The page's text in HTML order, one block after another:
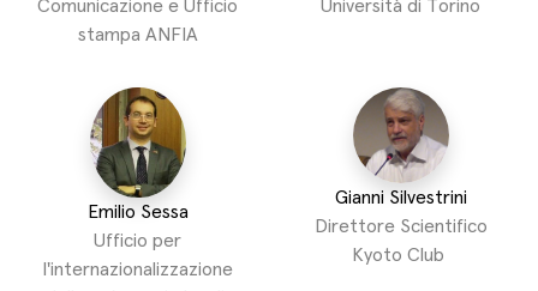
Comunicazione e Ufficio
stampa ANFIA
Università di Torino
Emilio Sessa
Ufficio per
l'internazionalizzazione
Gianni Silvestrini
Direttore Scientifico
Kyoto Club